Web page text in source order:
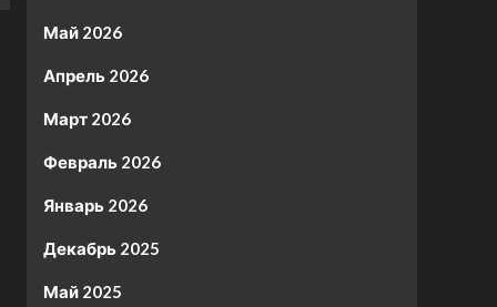
Май 2026
Апрель 2026
Март 2026
Февраль 2026
Январь 2026
Декабрь 2025
Май 2025